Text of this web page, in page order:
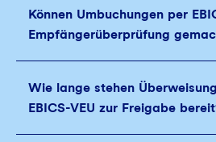
Können Umbuchungen per
Empfängerüberprüfung
Wie lange stehen
EBICS-VEU zur Freigabe